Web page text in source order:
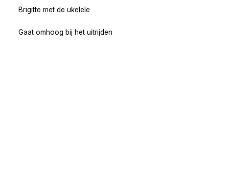
Brigitte met de ukelele
Gaat omhoog bij het uitrijden